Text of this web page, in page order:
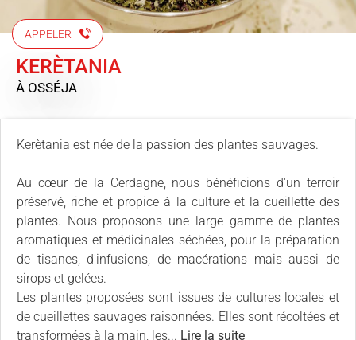
APPELER
KERÈTANIA
À OSSÉJA
Kerètania est née de la passion des plantes sauvages.
Au cœur de la Cerdagne, nous bénéficions d'un terroir
préservé, riche et propice à la culture et la cueillette des
plantes. Nous proposons une large gamme de plantes
aromatiques et médicinales séchées, pour la préparation
de tisanes, d'infusions, de macérations mais aussi de
sirops et gelées.
Les plantes proposées sont issues de cultures locales et
de cueillettes sauvages raisonnées. Elles sont récoltées et
transformées à la main, les... Lire la suite